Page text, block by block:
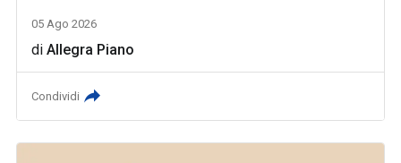
05 Ago 2026
diAllegra Piano
Condividi